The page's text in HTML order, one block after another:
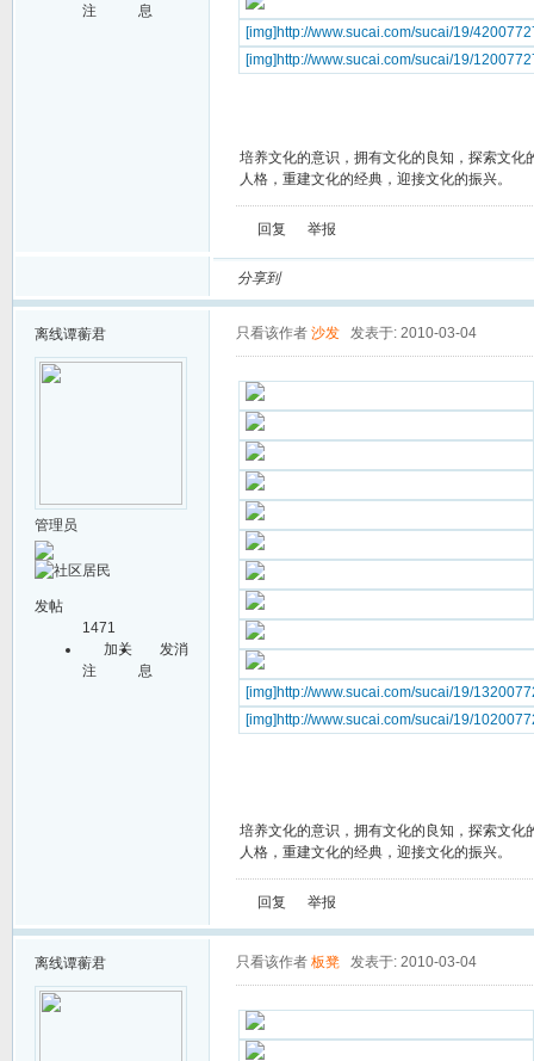
注
息
[img]http://www.sucai.com/sucai/19/
[img]http://www.sucai.com/sucai/19/
培养文化的意识，拥有文化的良知，探索文
人格，重建文化的经典，迎接文化的振兴。
回复 举报
分享到
离线谭蘅君
管理员
发帖
1471
加关
注
发消
息
只看该作者 沙发 发表于: 2010-03-04
[img]http://www.sucai.com/sucai/19/
[img]http://www.sucai.com/sucai/19/
培养文化的意识，拥有文化的良知，探索文
人格，重建文化的经典，迎接文化的振兴。
回复 举报
离线谭蘅君 只看该作者 板凳 发表于: 2010-03-04